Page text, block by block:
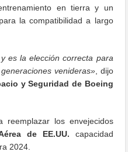
en tierra y un
la compatibilidad a largo
es la elección correcta para
venideras», dijo
y Seguridad de Boeing
reemplazar los envejecidos
de EE.UU. capacidad
2024